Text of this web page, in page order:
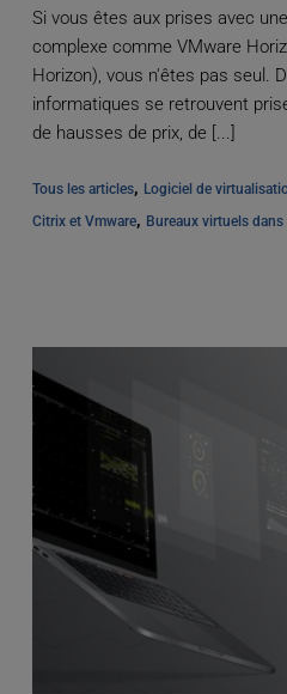
Si vous êtes aux prises avec
complexe comme VMware
Horizon), vous n'êtes pas seul.
informatiques se retrouvent
de hausses de prix, de [...]
Tous les articles, Logiciel de
Citrix et Vmware, Bureaux virtuels dans